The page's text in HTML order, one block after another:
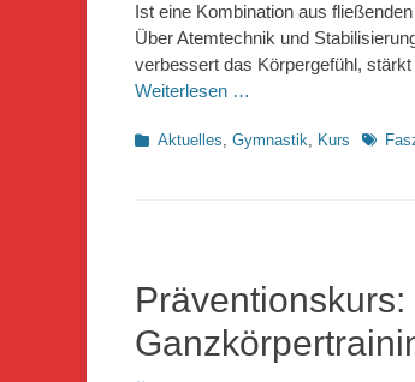
Ist eine Kombination aus
Über Atemtechnik und
verbessert das Körpergefühl,
Weiterlesen …
Kategorien
Aktuelles, Gymnastik, Kurs